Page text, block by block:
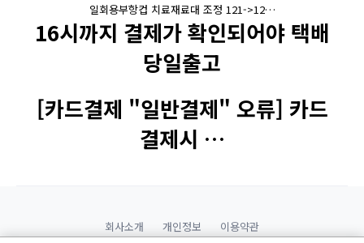
일회용부항컵 치료재료대 조정 121->12…
16시까지 결제가 확인되어야 택배
당일출고
[카드결제 "일반결제" 오류] 카드
결제시 …
회사소개 개인정보
이용약관